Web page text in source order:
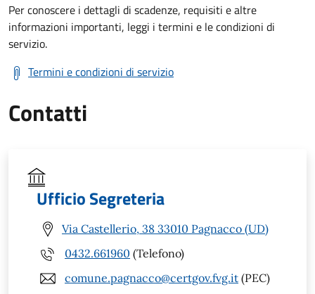
Per conoscere i dettagli di scadenze, requisiti e altre
informazioni importanti, leggi i termini e le condizioni di
servizio.
Termini e condizioni di servizio
Contatti
Ufficio Segreteria
Via Castellerio, 38 33010 Pagnacco (UD)
0432.661960 (Telefono)
comune.pagnacco@certgov.fvg.it (PEC)